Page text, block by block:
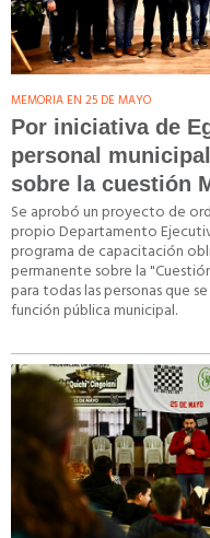
MEMORIA EN 25 DE MAYO
Por iniciativa de
personal
sobre la cuestión
Se aprobó un proyecto de
propio Departamento
programa de capacitación
permanente sobre la
para todas las personas que
función pública municipal.